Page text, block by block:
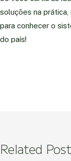
soluções na
para conhecer o
do país!
Related